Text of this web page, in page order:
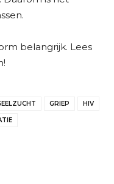
belangrijk. Lees
GRIEP HIV